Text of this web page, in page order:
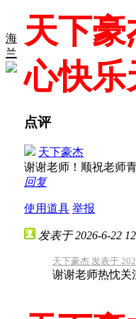
海
兰
天下
心快乐
点评
天下豪杰
谢谢老师！顺祝老师
回复
使用道具 举报
发表于 2026-6-22
天下豪杰 发表于
谢谢老师热忱关